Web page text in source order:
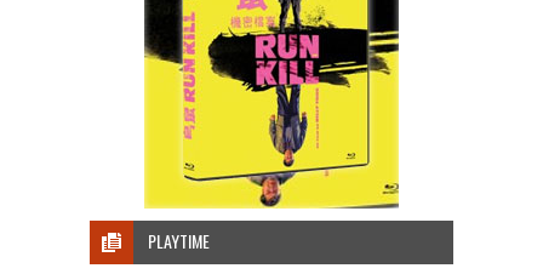
PLAYTIME